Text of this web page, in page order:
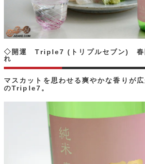
マスカットを思わせる爽やかな香りが
のTriple7。
◇開運 Triple7 (トリプルセブン)
れ